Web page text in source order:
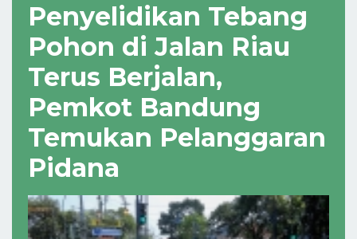
Penyelidikan Tebang
Pohon di Jalan Riau
Terus Berjalan,
Pemkot Bandung
Temukan Pelanggaran
Pidana